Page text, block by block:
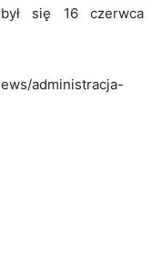
się 16 czerwca
administracja-